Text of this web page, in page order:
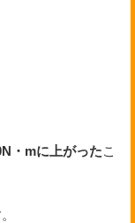
・mに上がったこ